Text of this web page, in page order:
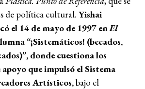
de política cultural. Yishai
el 14 de mayo de 1997 enEl
“¡Sistemáticos! (becados,
donde cuestiona los
que impulsó el Sistema
Artísticos,bajo el